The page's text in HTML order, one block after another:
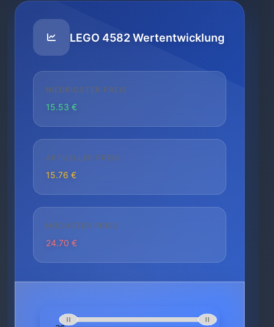
LEGO 4582 Wertentwicklung
NIEDRIGSTER PREIS
15.53 €
AKTUELLER PREIS
15.76 €
HÖCHSTER PREIS
24.70 €